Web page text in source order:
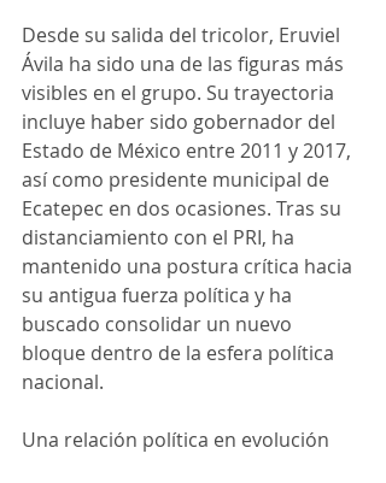
Desde su salida del tricolor, Eruviel
Ávila ha sido una de las figuras más
visibles en el grupo. Su trayectoria
incluye haber sido gobernador del
Estado de México entre 2011 y 2017,
así como presidente municipal de
Ecatepec en dos ocasiones. Tras su
distanciamiento con el PRI, ha
mantenido una postura crítica hacia
su antigua fuerza política y ha
buscado consolidar un nuevo
bloque dentro de la esfera política
nacional.
Una relación política en evolución